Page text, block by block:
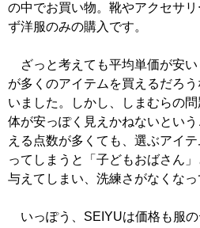
の中でお買い物。靴やアクセサ
ず洋服のみの購入です。
ざっと考えても平均単価が安い
が多くのアイテムを買えるだろ
いました。しかし、しまむらの
体が安っぽく見えかねないとい
える点数が多くても、選ぶアイ
ってしまうと「子どもおばさん
与えてしまい、洗練さがなくなっ
いっぽう、SEIYUは価格も服